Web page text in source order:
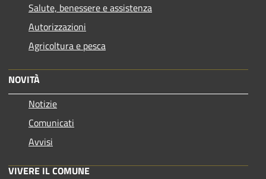
Salute, benessere e assistenza
Autorizzazioni
Agricoltura e pesca
NOVITÀ
Notizie
Comunicati
Avvisi
VIVERE IL COMUNE